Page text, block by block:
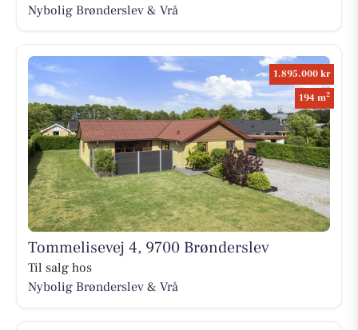
Nybolig Brønderslev & Vrå
1.895.000 kr
194 m2
Tommelisevej 4, 9700 Brønderslev
Til salg hos
Nybolig Brønderslev & Vrå